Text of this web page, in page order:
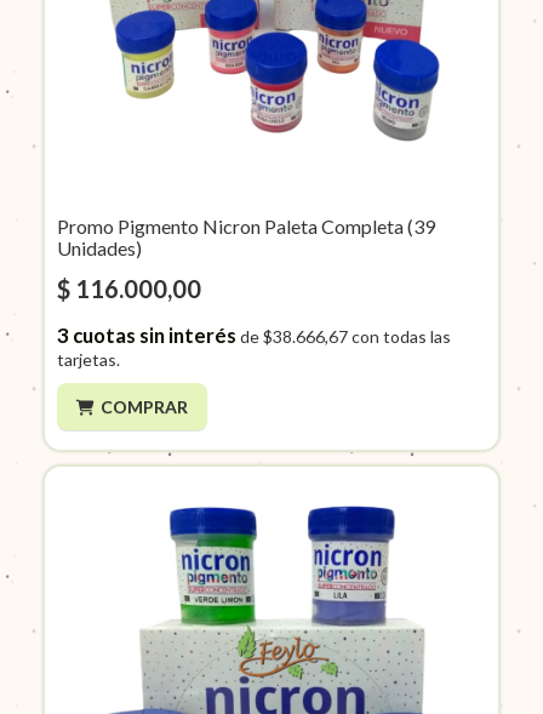
Promo Pigmento Nicron Paleta Completa (39
Unidades)
$ 116.000,00
3cuotas sin interés de$38.666,67con todas las
tarjetas.
COMPRAR